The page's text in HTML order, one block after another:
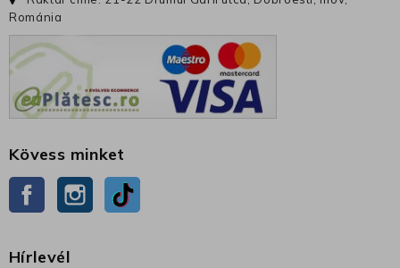
Románia
Kövess minket
Facebook Instagram
Hírlevél